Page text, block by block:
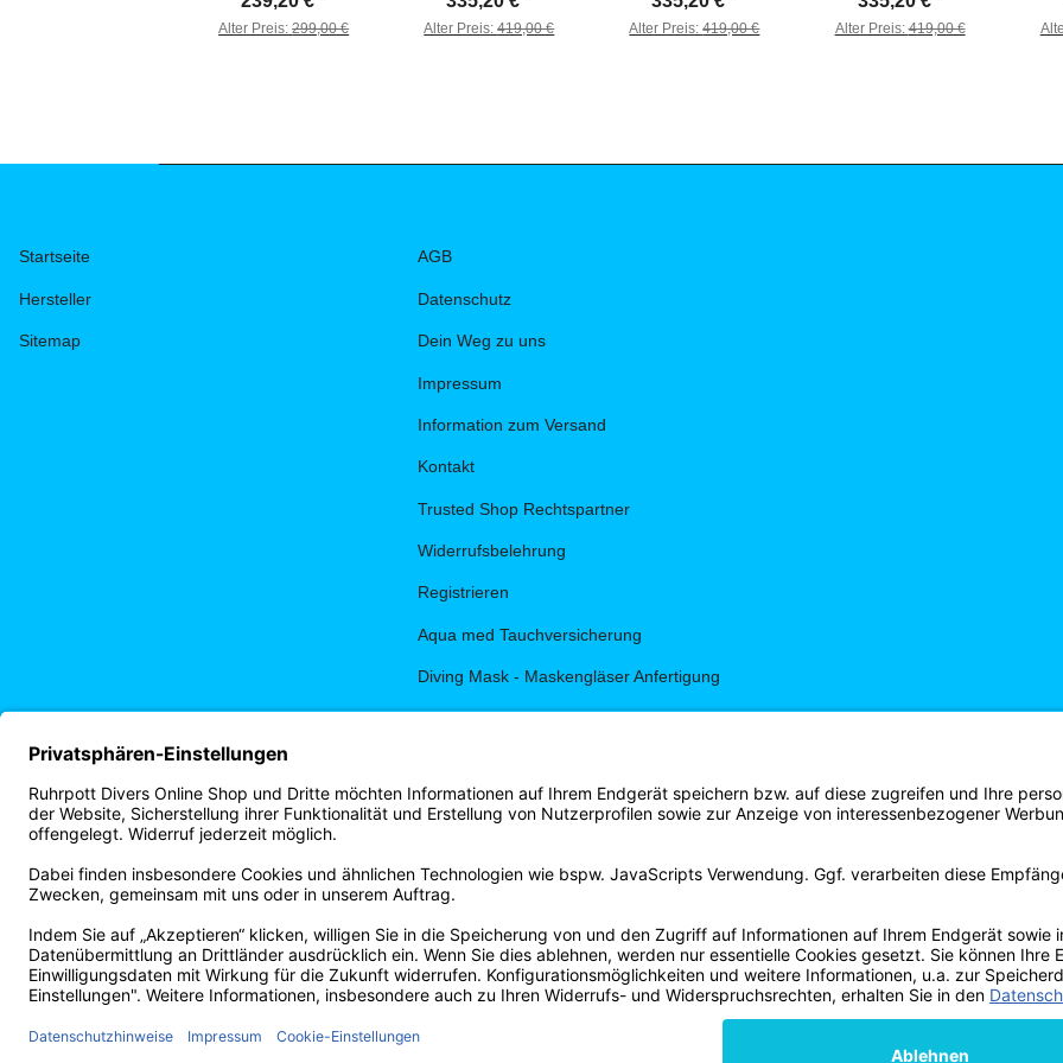
Alter Preis:299,00 € Alter Preis:419,00 € Alter Preis:419,00 € Alter Preis:419,00 €
Startseite
Hersteller
Sitemap
AGB
Datenschutz
Dein Weg zu uns
Impressum
Information zum Versand
Kontakt
Trusted Shop Rechtspartner
Widerrufsbelehrung
Registrieren
Aqua med Tauchversicherung
Diving Mask - Maskengläser Anfertigung
PADI eLearning
Ruhrpott Divers Shirt Shop
Vertrag widerrufen
* Alle Preise inkl. gesetzlicher USt., zzgl.Versand